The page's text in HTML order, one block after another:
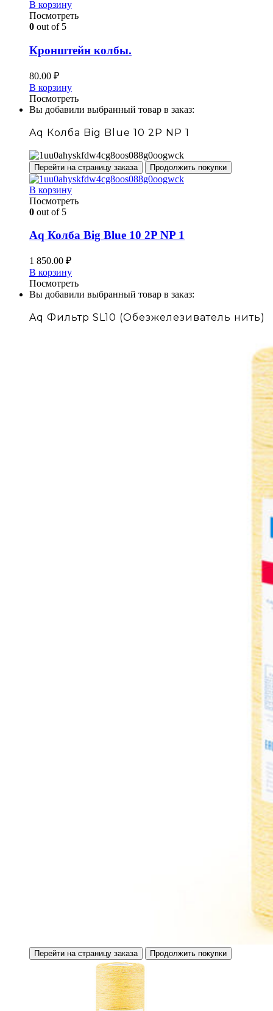
В корзину
Посмотреть
0 out of 5
Кронштейн колбы.
80.00 ₽
В корзину
Посмотреть
Вы добавили выбранный товар в заказ:
Aq Колба Big Blue 10 2P NP 1
Перейти на страницу заказа Продолжить покупки
В корзину
Посмотреть
0 out of 5
Aq Колба Big Blue 10 2P NP 1
1 850.00 ₽
В корзину
Посмотреть
Вы добавили выбранный товар в заказ:
Aq Фильтр SL10 (Обезжелезиватель нить)
Перейти на страницу заказа Продолжить покупки